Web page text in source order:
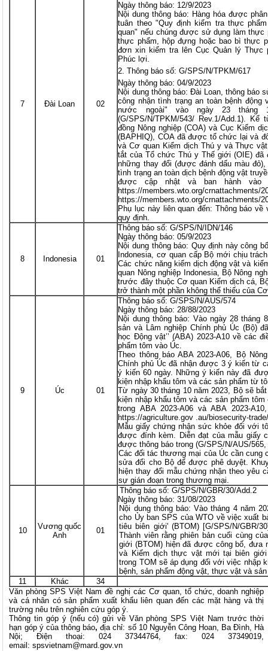
7 Đài Loan 02
Ngày thông báo: 12/9/2023
Nội dung thông báo: Hàng hóa được
tuân theo "Quy định kiểm tra thực
quan" nếu chúng được sử dụng làm thực
thực phẩm, hộp đựng hoặc bao bì thực
đơn xin kiểm tra lên Cục Quản lý
Phúc lợi.
Thông báo số: G/SPS/N/TPKM/617
Ngày thông báo: 04/9/2023
Nội dung thông báo: Đài Loan, thông báo
công nhận tình trạng an toàn bệnh động
nước ngoài" vào ngày 23
(G/SPS/N/TPKM/543/ Rev.1/Add.1).
đồng Nông nghiệp (COA) và Cục Kiểm
(BAPHIQ), COA đã được tổ chức lại và
và Cơ quan Kiểm dịch Thú y và Thực
tắt của Tổ chức Thú y Thế giới (OIE)
những thay đổi (được đánh dấu màu
tình trạng an toàn dịch bệnh động vật
được cập nhật và ban hành vào
https://members.wto.org/crnattachments/
https://members.wto.org/crnattachments/
Phụ lục này liên quan đến: Thông báo
quy định.
8 Indonesia 01
Thông báo số: G/SPS/N/IDN/146
Ngày thông báo: 05/9/2023
Nội dung thông báo: Quy định này công
Indonesia, cơ quan cấp Bộ mới chịu
Các chức năng kiểm dịch động vật và
quan Nông nghiệp Indonesia, Bộ Nông
trước đây thuộc Cơ quan Kiểm dịch cá,
trở thành một phần không thể thiếu của
9 Úc 01
Thông báo số: G/SPS/N/AUS/574
Ngày thông báo: 28/88/2023
Nội dung thông báo: Vào ngày 28 tháng
sản và Lâm nghiệp Chính phủ Úc (Bộ)
học Động vật’’ (ABA) 2023-A10 về các
phẩm tôm vào Úc.
Theo thông báo ABA 2023-A06, Bộ
Chính phủ Úc đã nhận được 3 ý kiến từ
ý kiến 60 ngày. Những ý kiến này đã
kiện nhập khẩu tôm và các sản phẩm từ
Từ ngày 30 tháng 10 năm 2023, Bộ sẽ
kiện nhập khẩu tôm và các sản phẩm
trong ABA 2023-A06 và ABA 2023-
https://agriculture.gov .au/biosecurity-
Mẫu giấy chứng nhận sức khỏe đối với
được đính kèm. Diễn đạt của mẫu giấy
được thông báo trong (G/SPS/N/AUS/
Các đối tác thương mại của Úc cần cung
sửa đổi cho Bộ để được phê duyệt.
hiện thay đổi mẫu chứng nhận theo yêu
sự gián đoạn trong thương mại.
10
Vương quốc
Anh
01
Thông báo số: G/SPS/N/GBR/30/Add.2
Ngày thông báo: 31/08/2023
Nội dung thông báo: Vào tháng 4 năm
cho Ủy ban SPS của WTO về việc xuất
tiêu biên giới' (BTOM) [G/SPS/N/GBR/
Thành viên rằng phiên bản cuối cùng
giới (BTOM) hiện đã được công bố, đưa
và Kiểm dịch thực vật mới tại biên
trong TOM sẽ áp dụng đối với việc nhập
bệnh, sản phẩm động vật, thực vật và
11
Khác
34
Văn phòng SPS Việt Nam đề nghị các Cơ quan, tổ chức, doanh nghiệp
và cá nhân có sản phẩm xuất khẩu liên quan đến các mặt hàng và thị
trường nêu trên nghiên cứu góp ý.
Thông tin góp ý (nếu có) gửi về Văn phòng SPS Việt Nam trước thời
hạn góp ý của thông báo,địa chỉ: số 10 Nguyễn Công Hoan, Ba Đình, Hà
Nội; Điện thoại: 024 37344764, fax: 024 37349019,
email:spsvietnam@mard.gov.vn